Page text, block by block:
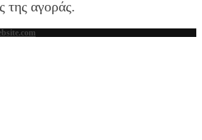
της αγοράς.